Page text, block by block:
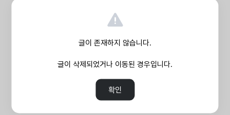
글이 존재하지 않습니다.
글이 삭제되었거나 이동된 경우입니다.
확인